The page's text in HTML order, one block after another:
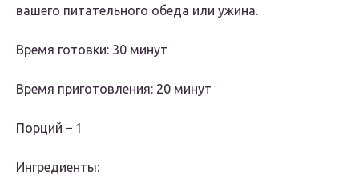
вашего питательного обеда или ужина.
Время готовки: 30 минут
Время приготовления: 20 минут
Порций – 1
Ингредиенты: